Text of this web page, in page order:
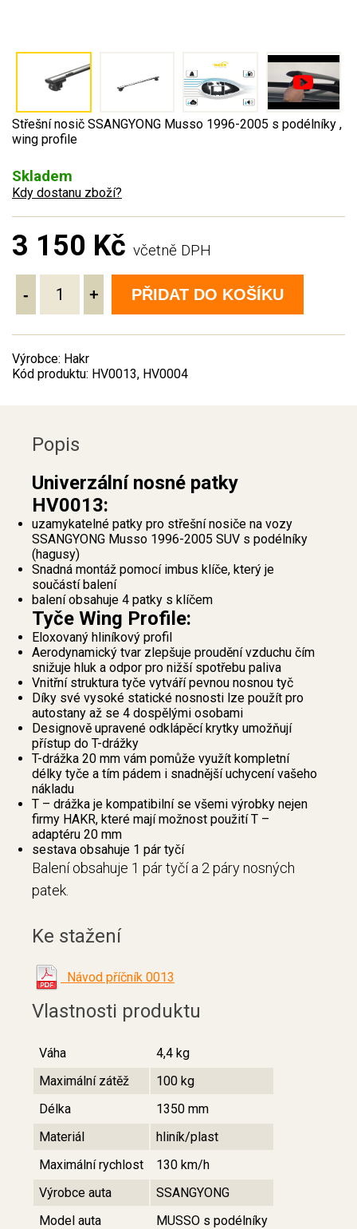
Střešní nosič SSANGYONG Musso 1996-2005 s podélníky ,
wing profile
Skladem
Kdy dostanu zboží?
3 150 Kč včetně DPH
- + PŘIDAT DO KOŠÍKU
Výrobce: Hakr
Kód produktu: HV0013, HV0004
Popis
Univerzální nosné patky
HV0013:
uzamykatelné patky pro střešní nosiče na vozy
SSANGYONG Musso 1996-2005 SUV s podélníky
(hagusy)
Snadná montáž pomocí imbus klíče, který je
součástí balení
balení obsahuje 4 patky s klíčem
Tyče Wing Profile:
Eloxovaný hliníkový profil
Aerodynamický tvar zlepšuje proudění vzduchu čím
snižuje hluk a odpor pro nižší spotřebu paliva
Vnitřní struktura tyče vytváří pevnou nosnou tyč
Díky své vysoké statické nosnosti lze použít pro
autostany až se 4 dospělými osobami
Designově upravené odklápěcí krytky umožňují
přístup do T-drážky
T-drážka 20 mm vám pomůže využít kompletní
délky tyče a tím pádem i snadnější uchycení vašeho
nákladu
T – drážka je kompatibilní se všemi výrobky nejen
firmy HAKR, které mají možnost použití T –
adaptéru 20 mm
sestava obsahuje 1 pár tyčí
Balení obsahuje 1 pár tyčí a 2 páry nosných
patek.
Ke stažení
Návod příčník 0013
Vlastnosti produktu
Váha
4,4 kg
Maximální zátěž
100 kg
Délka
1350 mm
Materiál
hliník/plast
Maximální rychlost
130 km/h
Výrobce auta
SSANGYONG
Model auta
MUSSO s podélníky